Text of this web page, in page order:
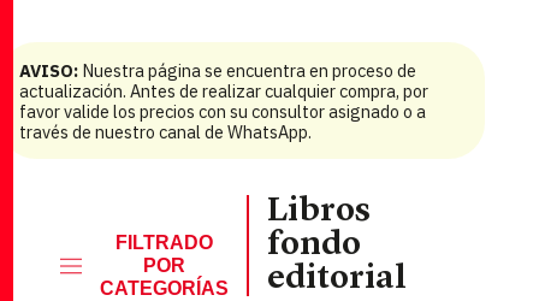
AVISO: Nuestra página se encuentra en proceso de
actualización. Antes de realizar cualquier compra, por
favor valide los precios con su consultor asignado o a
través de nuestro canal de WhatsApp.
FILTRADO
POR
CATEGORÍAS
Libros
fondo
editorial